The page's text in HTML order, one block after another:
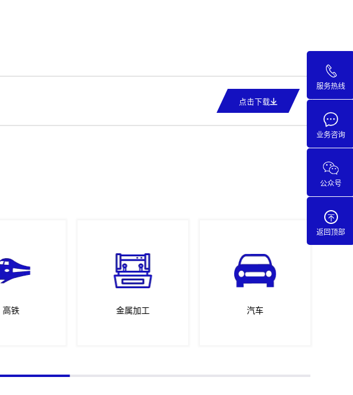
点击下载
高铁 金属加工 汽车
服务热线
业务咨询
公众号
返回顶部